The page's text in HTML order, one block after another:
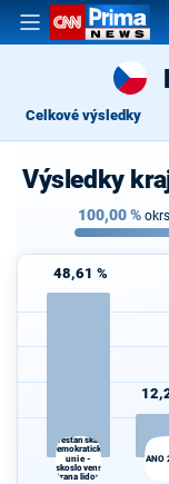
Celkové výsledky
Výsledky
100,00%
48,61 %
Křesťanská a
demokratická
unie -
Československá
strana lidová
ANO